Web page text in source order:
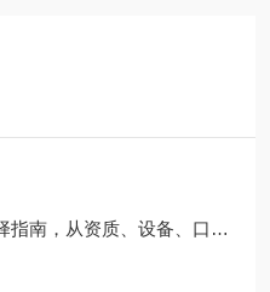
资质、设备、口碑三步挑好公司